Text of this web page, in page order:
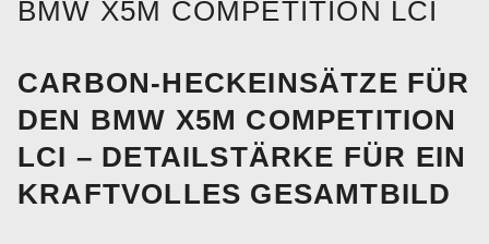
MW X5M COMPETITION LCI
CARBON-HECKEINSÄTZE FÜR
DEN BMW X5M COMPETITION
LCI – DETAILSTÄRKE FÜR EIN
KRAFTVOLLES GESAMTBILD